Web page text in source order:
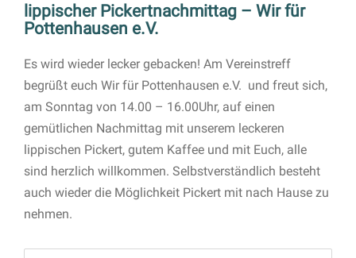
lippischer Pickertnachmittag – Wir für
Pottenhausen e.V.
Es wird wieder lecker gebacken! Am Vereinstreff
begrüßt euch Wir für Pottenhausen e.V. und freut sich,
am Sonntag von 14.00 – 16.00Uhr, auf einen
gemütlichen Nachmittag mit unserem leckeren
lippischen Pickert, gutem Kaffee und mit Euch, alle
sind herzlich willkommen. Selbstverständlich besteht
auch wieder die Möglichkeit Pickert mit nach Hause zu
nehmen.